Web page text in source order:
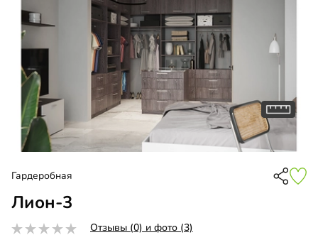
Гардеробная
Лион-3
Отзывы (0) и фото (3)